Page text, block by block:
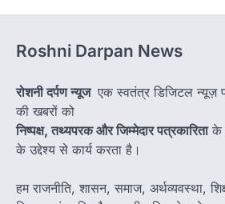
Roshni Darpan News
रोशनी दर्पण न्यूज एक स्वतंत्र डिजिटल न्यूज़
की खबरों को
निष्पक्ष, तथ्यपरक और जिम्मेदार पत्रकारिताके
के उद्देश्य से कार्य करता है।
हम राजनीति, शासन, समाज, अर्थव्यवस्था,